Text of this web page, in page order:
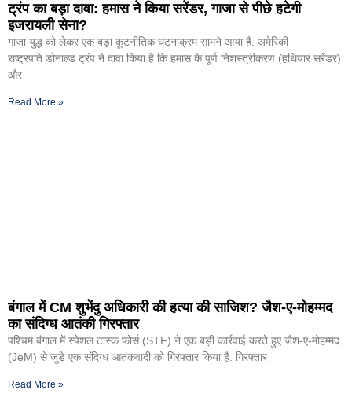
ट्रंप का बड़ा दावा: हमास ने किया सरेंडर, गाजा से पीछे हटेगी
इजरायली सेना?
गाजा युद्ध को लेकर एक बड़ा कूटनीतिक घटनाक्रम सामने आया है. अमेरिकी
राष्ट्रपति डोनाल्ड ट्रंप ने दावा किया है कि हमास के पूर्ण निशस्त्रीकरण (हथियार सरेंडर)
और
Read More »
बंगाल में CM शुभेंदु अधिकारी की हत्या की साजिश? जैश-ए-मोहम्मद
का संदिग्ध आतंकी गिरफ्तार
पश्चिम बंगाल में स्पेशल टास्क फोर्स (STF) ने एक बड़ी कार्रवाई करते हुए जैश-ए-मोहम्मद
(JeM) से जुड़े एक संदिग्ध आतंकवादी को गिरफ्तार किया है. गिरफ्तार
Read More »